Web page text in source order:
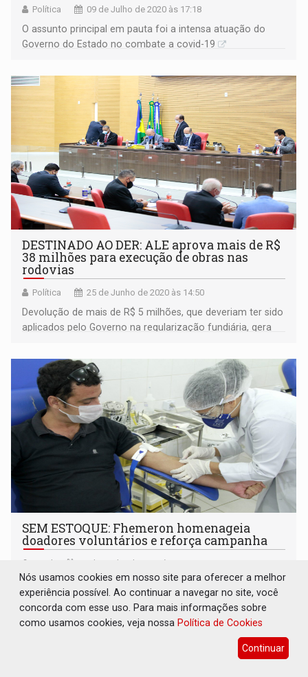
Política 09 de Julho de 2020 às 17:18
O assunto principal em pauta foi a intensa atuação do
Governo do Estado no combate a covid-19
DESTINADO AO DER: ALE aprova mais de R$
38 milhões para execução de obras nas
rodovias
Política 25 de Junho de 2020 às 14:50
Devolução de mais de R$ 5 milhões, que deveriam ter sido
aplicados pelo Governo na regularização fundiária, gera
SEM ESTOQUE: Fhemeron homenageia
doadores voluntários e reforça campanha
Geral 16 de Junho de 2020 às 15:27
Segundo à Fhemeron, todos os tipos sanguíneos estão
em situação crítica e abaixo do ideal. “Atualmente não
estamos conseguindo atender as urgências e
emergências", Ana Carolina, médica hemoterapeuta e
Nós usamos cookies em nosso site para oferecer a melhor
experiência possível. Ao continuar a navegar no site, você
concorda com esse uso. Para mais informações sobre
como usamos cookies, veja nossa Política de Cookies
Continuar